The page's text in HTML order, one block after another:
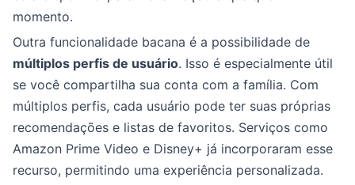
momento.
Outra funcionalidade bacana é a possibilidade de
múltiplos perfis de usuário. Isso é especialmente útil
se você compartilha sua conta com a família. Com
múltiplos perfis, cada usuário pode ter suas próprias
recomendações e listas de favoritos. Serviços como
Amazon Prime Video e Disney+ já incorporaram esse
recurso, permitindo uma experiência personalizada.